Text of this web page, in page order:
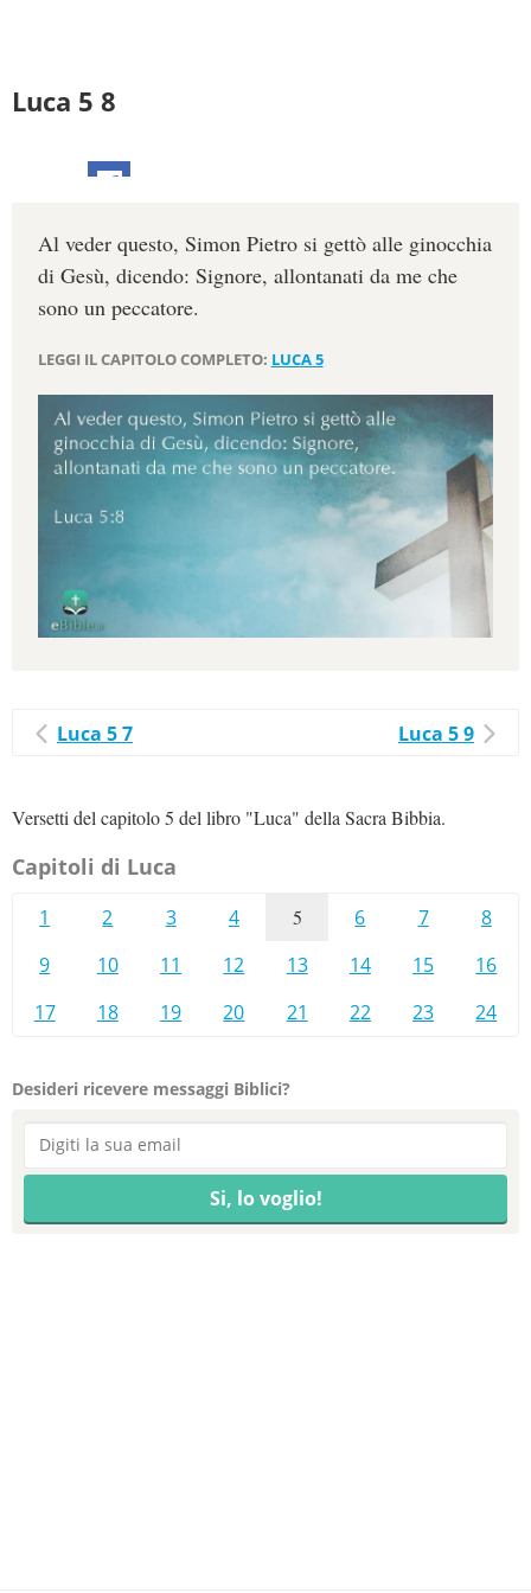
Luca 5 8
Al veder questo, Simon Pietro si gettò alle ginocchia
di Gesù, dicendo: Signore, allontanati da me che
sono un peccatore.
LEGGI IL CAPITOLO COMPLETO: LUCA 5
Luca 5 7 Luca 5 9
Versetti del capitolo 5 del libro "Luca" della Sacra Bibbia.
Capitoli di Luca
1 2 3 4 5 6 7
8
9
10 11 12 13 14 15
16
17
18 19 20 21 22 23 24
Desideri ricevere messaggi Biblici?